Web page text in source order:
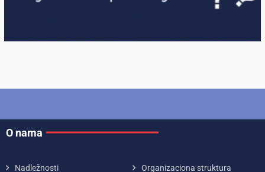
O nama
Nadležnosti Organizaciona struktura